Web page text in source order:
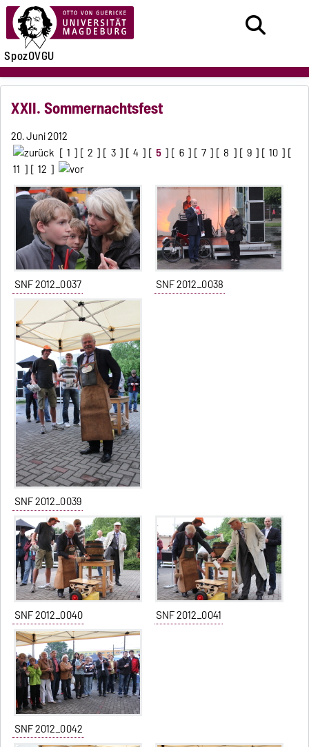
SpozOVGU
XXII. Sommernachtsfest
20. Juni 2012
[ 1 ] [ 2 ] [ 3 ] [ 4 ] [ 5 ] [ 6 ] [ 7 ] [ 8 ] [ 9 ] [ 10 ] [
11 ] [ 12 ]
SNF 2012_0037 SNF 2012_0038
SNF 2012_0039
SNF 2012_0040 SNF 2012_0041
SNF 2012_0042